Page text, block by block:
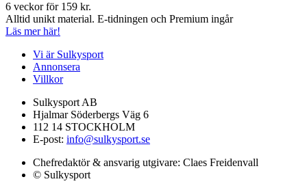
6 veckor för 159 kr.
Alltid unikt material. E-tidningen och Premium ingår
Läs mer här!
Vi är Sulkysport
Annonsera
Villkor
Sulkysport AB
Hjalmar Söderbergs Väg 6
112 14 STOCKHOLM
E-post: info@sulkysport.se
Chefredaktör & ansvarig utgivare: Claes Freidenvall
© Sulkysport